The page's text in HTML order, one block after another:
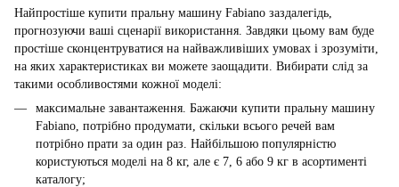
Найпростіше купити пральну машину Fabiano заздалегідь,
прогнозуючи ваші сценарії використання. Завдяки цьому вам буде
простіше сконцентруватися на найважливіших умовах і зрозуміти,
на яких характеристиках ви можете заощадити. Вибирати слід за
такими особливостями кожної моделі:
максимальне завантаження. Бажаючи купити пральну машину
Fabiano, потрібно продумати, скільки всього речей вам
потрібно прати за один раз. Найбільшою популярністю
користуються моделі на 8 кг, але є 7, 6 або 9 кг в асортименті
каталогу;